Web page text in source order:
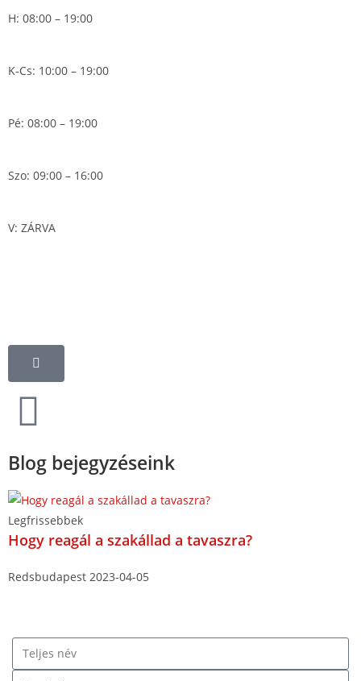
H: 08:00 – 19:00
K-Cs: 10:00 – 19:00
Pé: 08:00 – 19:00
Szo: 09:00 – 16:00
V: ZÁRVA
Blog
Blog bejegyzéseink
Legfrissebbek
Hogy reagál a szakállad a tavaszra?
Redsbudapest 2023-04-05